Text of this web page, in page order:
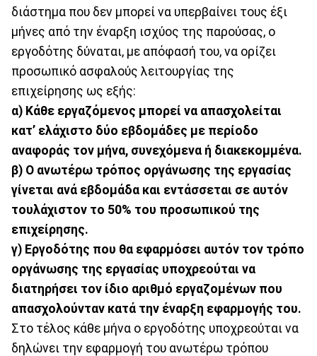
διάστημα που δεν μπορεί να υπερβαίνει τους έξι
μήνες από την έναρξη ισχύος της παρούσας, o
εργοδότης δύναται, με απόφασή του, να ορίζει
προσωπικό ασφαλούς λειτουργίας της
επιχείρησης ως εξής:
α) Κάθε εργαζόμενος μπορεί να απασχολείται
κατ’ ελάχιστο δύο εβδομάδες με περίοδο
αναφοράς τον μήνα, συνεχόμενα ή διακεκομμένα.
β) Ο ανωτέρω τρόπος οργάνωσης της εργασίας
γίνεται ανά εβδομάδα και εντάσσεται σε αυτόν
τουλάχιστον το 50% του προσωπικού της
επιχείρησης.
γ) Εργοδότης που θα εφαρμόσει αυτόν τον τρόπο
οργάνωσης της εργασίας υποχρεούται να
διατηρήσει τον ίδιο αριθμό εργαζομένων που
απασχολούνταν κατά την έναρξη εφαρμογής του.
Στο τέλος κάθε μήνα o εργοδότης υποχρεούται να
δηλώνει την εφαρμογή του ανωτέρω τρόπου